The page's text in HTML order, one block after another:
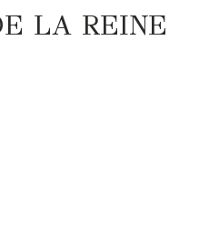
LA REINE